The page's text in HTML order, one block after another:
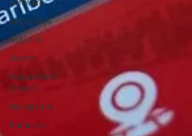
Segurança
Notícias
Outros
Dispositivos
Móveis
Navegador
Rumores